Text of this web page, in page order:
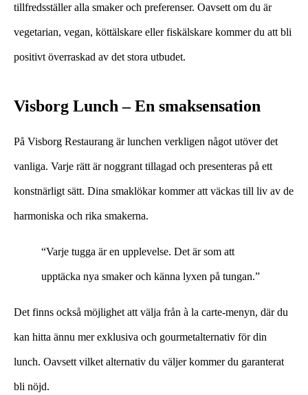
tillfredsställer alla smaker och preferenser. Oavsett om du är
vegetarian, vegan, köttälskare eller fiskälskare kommer du att bli
positivt överraskad av det stora utbudet.
Visborg Lunch – En smaksensation
På Visborg Restaurang är lunchen verkligen något utöver det
vanliga. Varje rätt är noggrant tillagad och presenteras på ett
konstnärligt sätt. Dina smaklökar kommer att väckas till liv av de
harmoniska och rika smakerna.
“Varje tugga är en upplevelse. Det är som att
upptäcka nya smaker och känna lyxen på tungan.”
Det finns också möjlighet att välja från à la carte-menyn, där du
kan hitta ännu mer exklusiva och gourmetalternativ för din
lunch. Oavsett vilket alternativ du väljer kommer du garanterat
bli nöjd.